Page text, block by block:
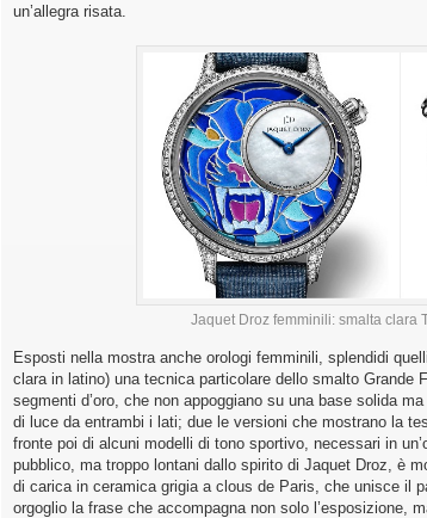
un’allegra risata.
Jaquet Droz femminili: smalta clara
Esposti nella mostra anche orologi femminili, splendidi
clara in latino) una tecnica particolare dello smalto Grande
segmenti d’oro, che non appoggiano su una base solida
di luce da entrambi i lati; due le versioni che mostrano la
fronte poi di alcuni modelli di tono sportivo, necessari in
pubblico, ma troppo lontani dallo spirito di Jaquet Droz, è
di carica in ceramica grigia a clous de Paris, che unisce il
orgoglio la frase che accompagna non solo l’esposizione,